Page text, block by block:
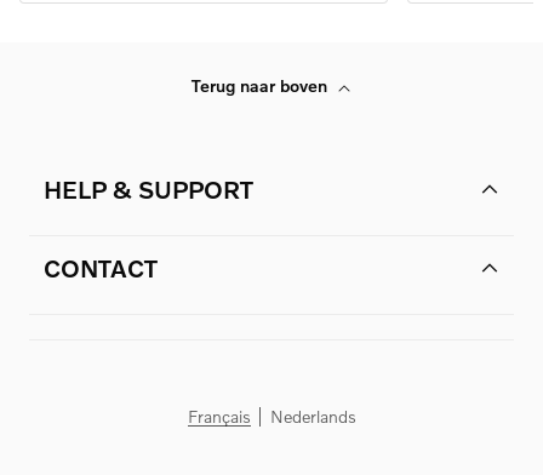
Terug naar boven
HELP & SUPPORT
CONTACT
Français Nederlands